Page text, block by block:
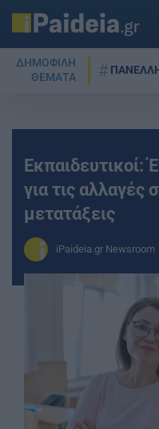
ΔΗΜΟΦΙΛΗ
ΘΕΜΑΤΑ
Εκπαιδευτικοί:
για τις αλλαγές
μετατάξεις
iPaideia.gr Newsroom